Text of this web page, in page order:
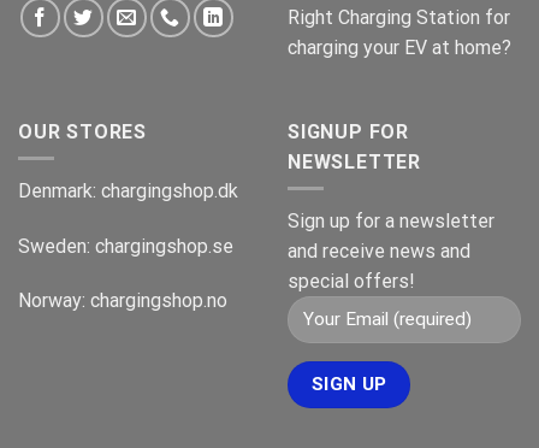
Right Charging Station for
charging your EV at home?
OUR STORES
Denmark: chargingshop.dk
Sweden: chargingshop.se
Norway: chargingshop.no
SIGNUP FOR
NEWSLETTER
Sign up for a newsletter
and receive news and
special offers!